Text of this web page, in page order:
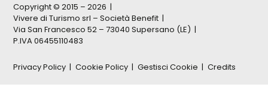
Copyright © 2015 – 2026
Vivere di Turismo srl – Società Benefit
Via San Francesco 52 – 73040 Supersano (LE)
P.IVA 06455110483
Privacy Policy Cookie Policy Gestisci Cookie Credits